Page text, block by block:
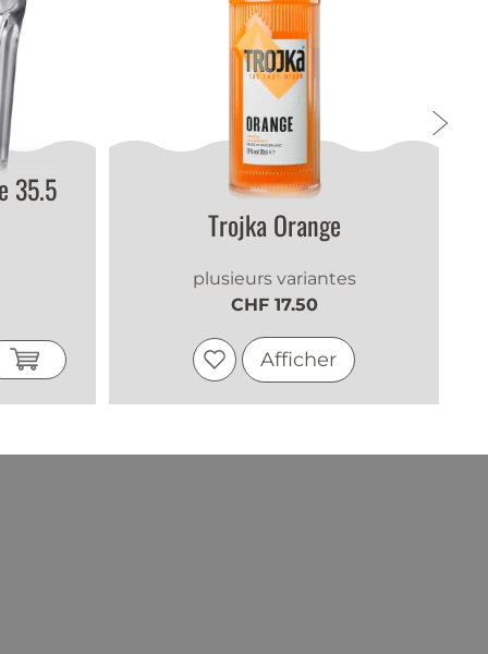
Top
diese Kreation lieben. Super Geschmack
35.5
Trojka Orange
plusieurs variantes
CHF 17.50
Afficher